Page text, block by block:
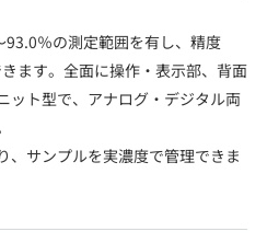
93.0％の測定範囲を有し、精度
ます。全面に操作・表示部、背面
ット型で、アナログ・デジタル両
、サンプルを実濃度で管理できま